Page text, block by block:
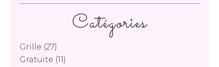
Catégories
Grille (27)
Gratuite (11)